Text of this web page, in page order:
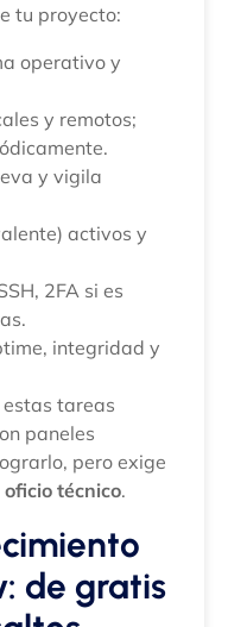
tu proyecto:
operativo y
y remotos;
y vigila
activos y
2FA si es
integridad y
estas tareas
paneles
pero exige
oficio técnico.
de gratis